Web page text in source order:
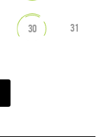
30 31